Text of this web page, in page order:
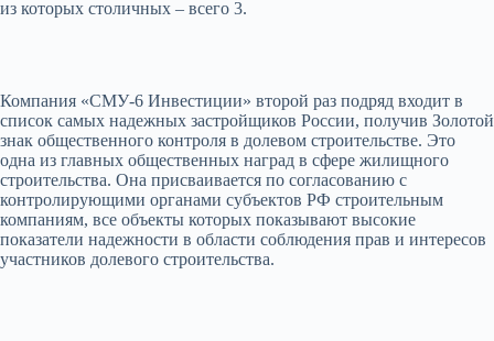
из которых столичных – всего 3.
Компания «СМУ-6 Инвестиции» второй раз подряд входит в
список самых надежных застройщиков России, получив Золотой
знак общественного контроля в долевом строительстве. Это
одна из главных общественных наград в сфере жилищного
строительства. Она присваивается по согласованию с
контролирующими органами субъектов РФ строительным
компаниям, все объекты которых показывают высокие
показатели надежности в области соблюдения прав и интересов
участников долевого строительства.